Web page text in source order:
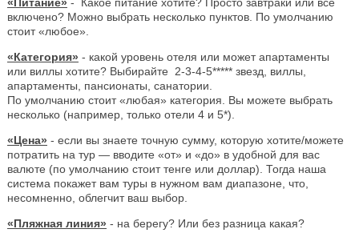
включено? Можно выбрать несколько пунктов. По умолчанию
стоит «любое».
«Категория» - какой уровень отеля или может апартаменты
или виллы хотите? Выбирайте 2-3-4-5***** звезд, виллы,
апартаменты, пансионаты, санатории.
По умолчанию стоит «любая» категория. Вы можете выбрать
несколько (например, только отели 4 и 5*).
«Цена» - если вы знаете точную сумму, которую хотите/можете
потратить на тур — вводите «от» и «до» в удобной для вас
валюте (по умолчанию стоит тенге или доллар). Тогда наша
система покажет вам туры в нужном вам диапазоне, что,
несомненно, облегчит ваш выбор.
«Пляжная линия» - на берегу? Или без разница какая?